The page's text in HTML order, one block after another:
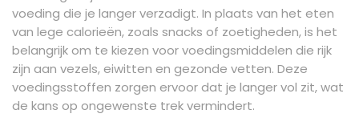
voeding die je langer verzadigt. In plaats van het eten
van lege calorieën, zoals snacks of zoetigheden, is het
belangrijk om te kiezen voor voedingsmiddelen die rijk
zijn aan vezels, eiwitten en gezonde vetten. Deze
voedingsstoffen zorgen ervoor dat je langer vol zit, wat
de kans op ongewenste trek vermindert.